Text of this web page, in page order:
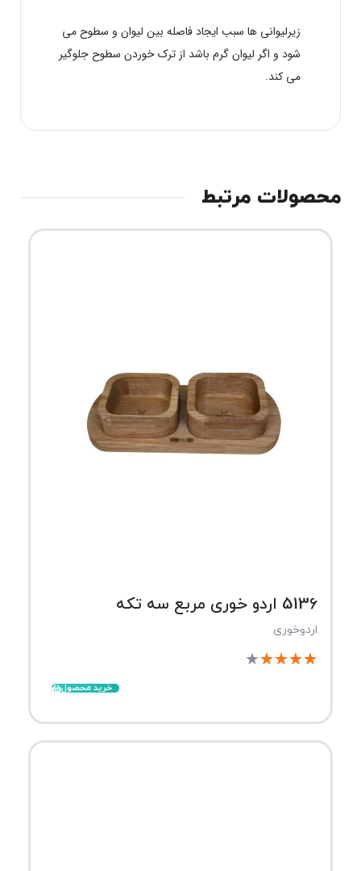
زیرلیوانی ها سبب ایجاد فاصله بین لیوان و سطوح می
شود و اگر لیوان گرم باشد از ترک خوردن سطوح جلوگیر
می کند.
محصولات مرتبط
5136 اردو خوری مربع سه تکه
اردوخوری
★
★
★
★
★
خرید محصول